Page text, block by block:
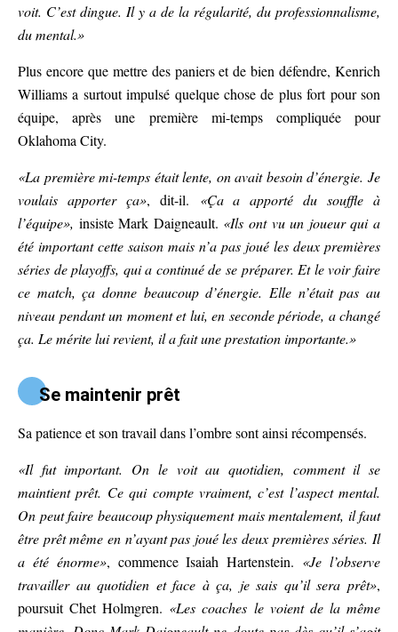
voit. C’est dingue. Il y a de la régularité, du professionnalisme,
du mental.»
Plus encore que mettre des paniers et de bien défendre, Kenrich
Williams a surtout impulsé quelque chose de plus fort pour son
équipe, après une première mi-temps compliquée pour
Oklahoma City.
«La première mi-temps était lente, on avait besoin d’énergie. Je
voulais apporter ça», dit-il. «Ça a apporté du souffle à
l’équipe», insiste Mark Daigneault. «Ils ont vu un joueur qui a
été important cette saison mais n’a pas joué les deux premières
séries de playoffs, qui a continué de se préparer. Et le voir faire
ce match, ça donne beaucoup d’énergie. Elle n’était pas au
niveau pendant un moment et lui, en seconde période, a changé
ça. Le mérite lui revient, il a fait une prestation importante.»
Se maintenir prêt
Sa patience et son travail dans l’ombre sont ainsi récompensés.
«Il fut important. On le voit au quotidien, comment il se
maintient prêt. Ce qui compte vraiment, c’est l’aspect mental.
On peut faire beaucoup physiquement mais mentalement, il faut
être prêt même en n’ayant pas joué les deux premières séries. Il
a été énorme», commence Isaiah Hartenstein. «Je l’observe
travailler au quotidien et face à ça, je sais qu’il sera prêt»,
poursuit Chet Holmgren. «Les coaches le voient de la même